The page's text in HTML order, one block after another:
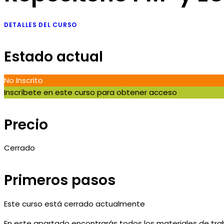
DETALLES DEL CURSO
Estado actual
No Inscrito
Inscríbete en este curso para obtener acceso
Precio
Cerrado
Primeros pasos
Este curso está cerrado actualmente